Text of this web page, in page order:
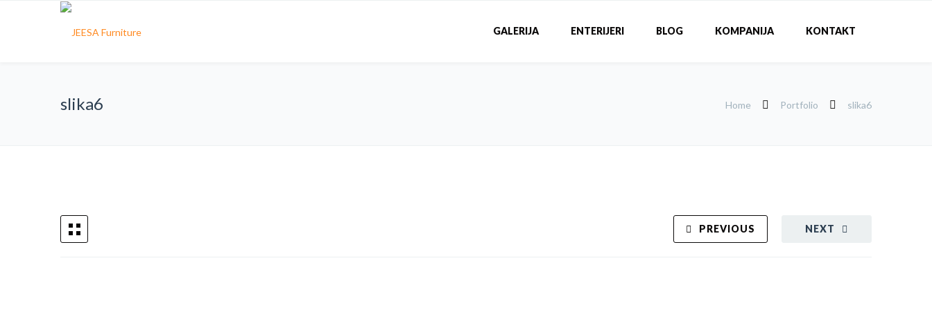
GALERIJA ENTERIJERI BLOG KOMPANIJA KONTAKT
slika6 Home Portfolio slika6
NEXT
PREVIOUS